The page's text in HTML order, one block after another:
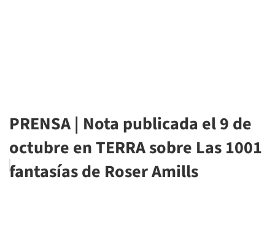
PRENSA | Nota publicada el 9 de
octubre en TERRA sobre Las 1001
fantasías de Roser Amills